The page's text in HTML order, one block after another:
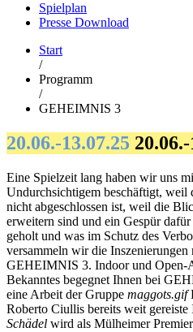
Spielplan
Presse Download
Start
/
Programm
/
GEHEIMNIS 3
20.06.-13.07.25
Eine Spielzeit lang haben wir uns
Undurchsichtigem beschäftigt, weil
nicht abgeschlossen ist, weil die
erweitern sind und ein Gespür
geholt und was im Schutz des
versammeln wir die
GEHEIMNIS 3. Indoor und Open-
Bekanntes begegnet Ihnen bei
eine Arbeit der Gruppe maggots.gif
Roberto Ciullis bereits weit gereiste
Schädel wird als Mülheimer